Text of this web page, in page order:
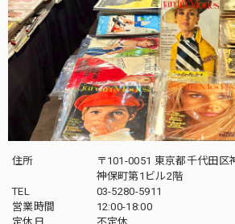
住所
〒101-0051 東京都千代田区
神保町第1ビル2階
TEL
03-5280-5911
営業時間
12:00-18:00